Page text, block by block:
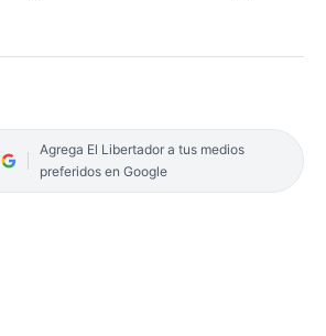
Agrega El Libertador a tus medios
preferidos en Google